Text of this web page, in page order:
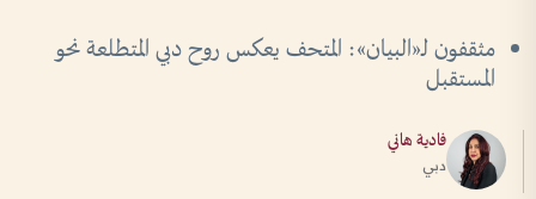
مثقفون لـ«البيان»: المتحف يعكس روح دبي المتطلعة نحو
المستقبل
فادية هاني
دبي